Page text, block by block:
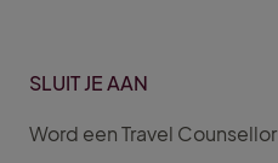
SLUIT JE AAN
Word een Travel Counsellor